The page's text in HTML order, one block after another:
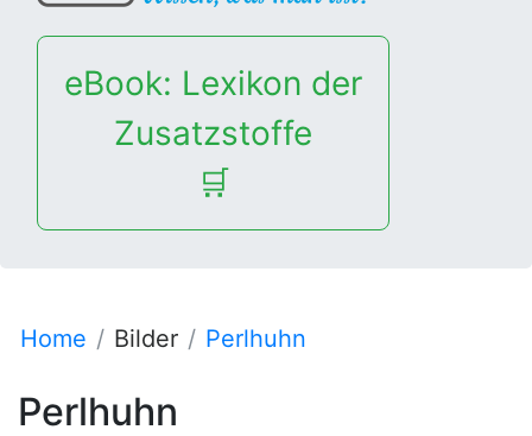
eBook: Lexikon der
Zusatzstoffe
🛒
Home Bilder Perlhuhn
Perlhuhn